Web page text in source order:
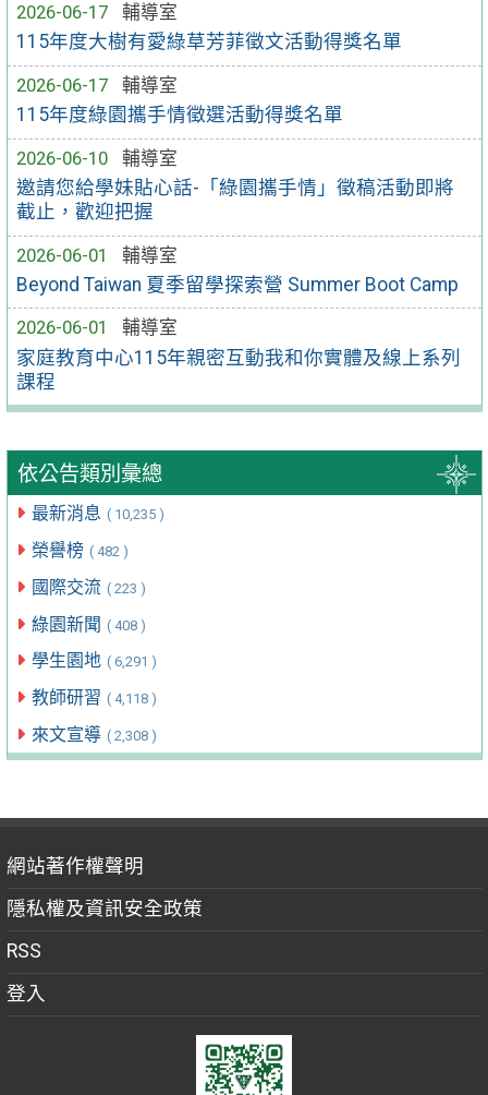
2026-06-17
輔導室
115年度大樹有愛綠草芳菲徵文活動得獎名單
2026-06-17
輔導室
115年度綠園攜手情徵選活動得獎名單
2026-06-10
輔導室
邀請您給學妹貼心話-「綠園攜手情」徵稿活動即將
截止，歡迎把握
2026-06-01
輔導室
Beyond Taiwan 夏季留學探索營 Summer Boot Camp
2026-06-01
輔導室
家庭教育中心115年親密互動我和你實體及線上系列
課程
依公告類別彙總
最新消息 ( 10,235 )
榮譽榜 ( 482 )
國際交流 ( 223 )
綠園新聞 ( 408 )
學生園地 ( 6,291 )
教師研習 ( 4,118 )
來文宣導 ( 2,308 )
網站著作權聲明
隱私權及資訊安全政策
RSS
登入